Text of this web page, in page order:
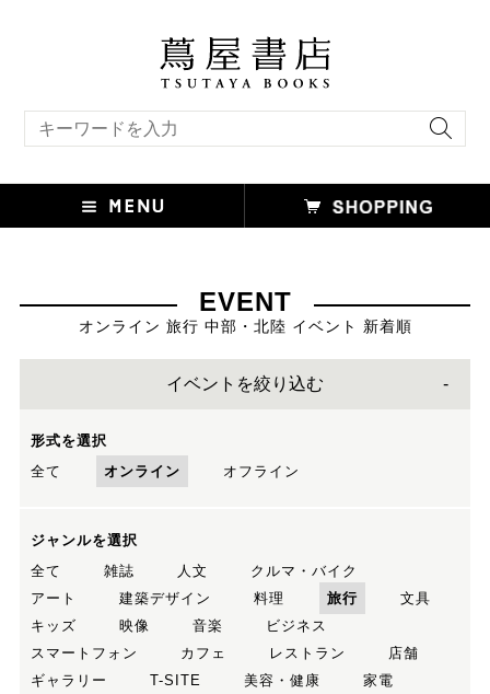
EVENT
オンライン 旅行 中部・北陸 イベント 新着順
イベントを絞り込む
形式を選択
全て
オンライン オフライン
ジャンルを選択
全て
雑誌 人文
クルマ・バイク
アート
建築デザイン 料理 旅行
文具
キッズ
映像 音楽
ビジネス
スマートフォン
カフェ レストラン
店舗
ギャラリー
T-SITE 美容・健康
家電